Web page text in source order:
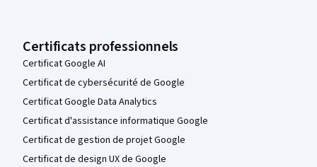
Certificats professionnels
Certificat Google AI
Certificat de cybersécurité de Google
Certificat Google Data Analytics
Certificat d'assistance informatique Google
Certificat de gestion de projet Google
Certificat de design UX de Google